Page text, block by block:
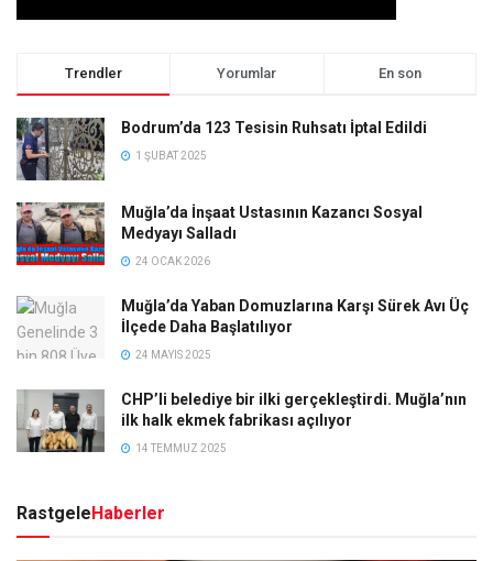
Trendler Yorumlar En son
Bodrum’da 123 Tesisin Ruhsatı İptal Edildi
1 ŞUBAT 2025
Muğla’da İnşaat Ustasının Kazancı Sosyal
Medyayı Salladı
24 OCAK 2026
Muğla’da Yaban Domuzlarına Karşı Sürek Avı Üç
İlçede Daha Başlatılıyor
24 MAYIS 2025
CHP’li belediye bir ilki gerçekleştirdi. Muğla’nın
ilk halk ekmek fabrikası açılıyor
14 TEMMUZ 2025
RastgeleHaberler